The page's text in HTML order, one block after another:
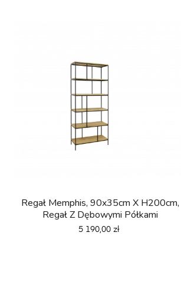
Regał Memphis, 90x35cm X H200cm,
Regał Z Dębowymi Półkami
Cena
5 190,00 zł